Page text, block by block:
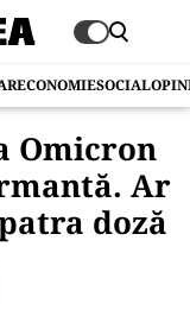
ECONOMIESOCIAL
Omicron
Ar
doză